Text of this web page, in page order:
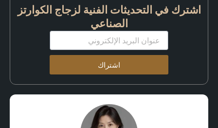
اشترك في التحديثات الفنية لزجاج الكوارتز
الصناعي
البريد
الإلكتروني
اشتراك